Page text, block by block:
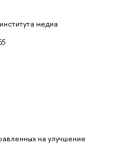
медиа
на улучшение